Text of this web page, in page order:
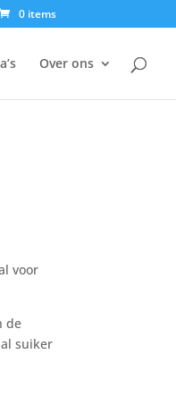
0 items
Over ons
voor
de
suiker